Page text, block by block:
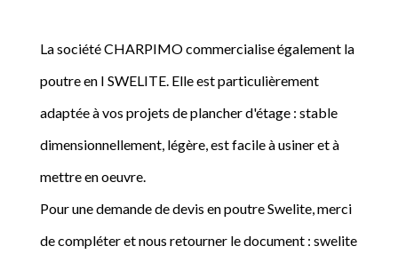
La société CHARPIMO commercialise également la
poutre en I SWELITE. Elle est particulièrement
adaptée à vos projets de plancher d'étage : stable
dimensionnellement, légère, est facile à usiner et à
mettre en oeuvre.
Pour une demande de devis en poutre Swelite, merci
de compléter et nous retourner le document : swelite